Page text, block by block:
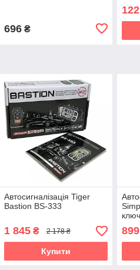
696₴
122
Автосигналізація Tiger
Bastion BS-333
1 845₴ 2 178 ₴
Купити
899